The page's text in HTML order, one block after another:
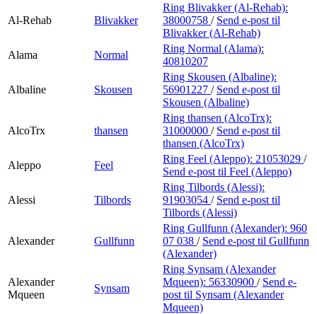
Al-Rehab Blivakker
Ring Blivakker (Al-Rehab):
38000758 / Send e-post til
Blivakker (Al-Rehab)
Alama
Normal
Ring Normal (Alama):
40810207
Albaline Skousen
Ring Skousen (Albaline):
56901227 / Send e-post til
Skousen (Albaline)
AlcoTrx thansen
Ring thansen (AlcoTrx):
31000000 / Send e-post til
thansen (AlcoTrx)
Aleppo
Feel
Ring Feel (Aleppo): 21053029 /
Send e-post til Feel (Aleppo)
Alessi Tilbords
Ring Tilbords (Alessi):
91903054 / Send e-post til
Tilbords (Alessi)
Alexander Gullfunn
Ring Gullfunn (Alexander): 960
07 038 / Send e-post til Gullfunn
(Alexander)
Alexander
Mqueen
Synsam
Ring Synsam (Alexander
Mqueen): 56330900 / Send e-
post til Synsam (Alexander
Mqueen)